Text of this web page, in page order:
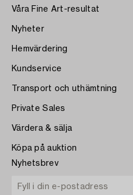
Våra Fine Art-resultat
Nyheter
Hemvärdering
Kundservice
Transport och uthämtning
Private Sales
Värdera & sälja
Köpa på auktion
Nyhetsbrev